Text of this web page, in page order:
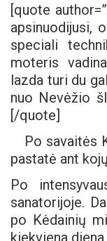
[quote
apsinuodijusi,
speciali
moteris
lazda turi du
nuo Nevėžio
[/quote]
Po savaitės
pastatė ant
Po
sanatorijoje.
po Kėdainių